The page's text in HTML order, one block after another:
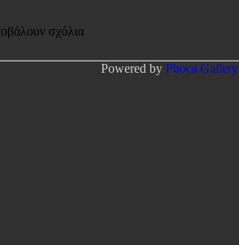
σχόλια
Powered by Phoca Gallery